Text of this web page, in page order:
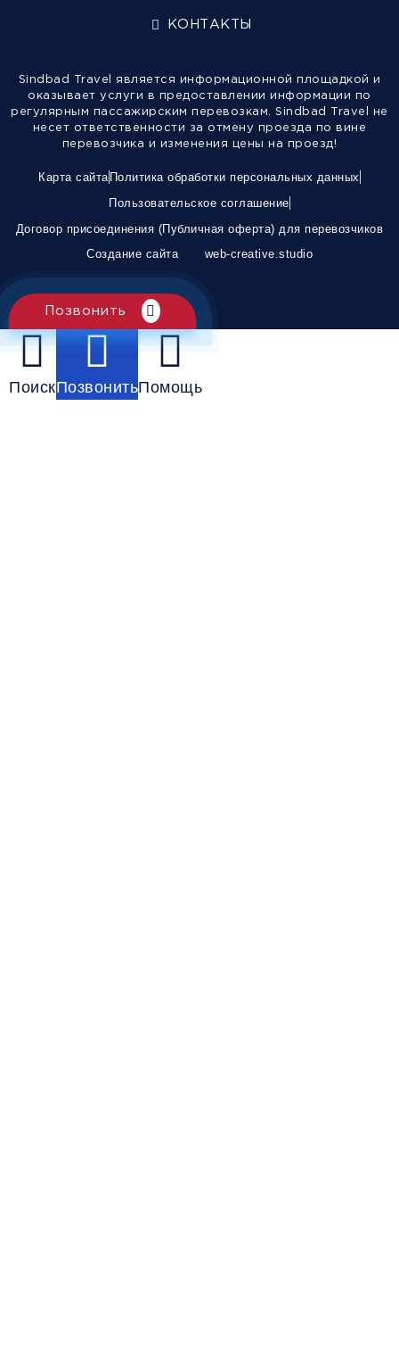
КОНТАКТЫ
Sindbad Travel является информационной площадкой и
оказывает услуги в предоставлении информации по
регулярным пассажирским перевозкам. Sindbad Travel не
несет ответственности за отмену проезда по вине
перевозчика и изменения цены на проезд!
Карта сайта Политика обработки персональных данных
Пользовательское соглашение
Договор присоединения (Публичная оферта) для перевозчиков
Создание сайта
web-creative.studio
Позвонить
ПоискПозвонитьПомощь